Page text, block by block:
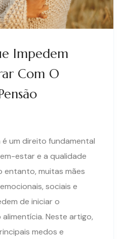
Impedem
Com O
um direito fundamental
estar e a qualidade
entanto, muitas mães
sociais e
de iniciar o
Neste artigo,
medos e